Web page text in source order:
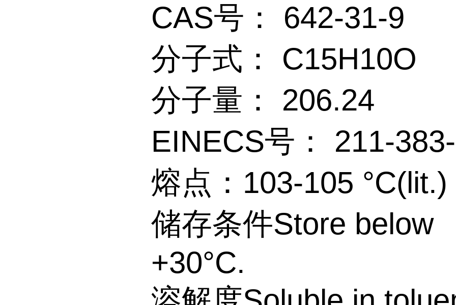
CAS号： 642-31-9
分子式： C15H10O
分子量： 206.24
EINECS号： 211-
熔点：103-105 °C(lit.)
储存条件Store below
+30°C.